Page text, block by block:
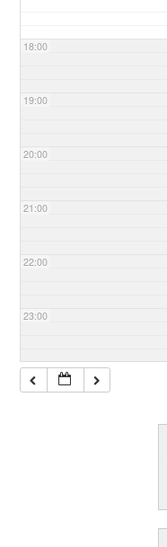
18:00
19:00
20:00
21:00
22:00
23:00